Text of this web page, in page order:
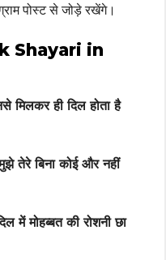
पोस्ट से जोड़े रखेंगे।
Shayari in
मिलकर ही दिल होता है
तेरे बिना कोई और नहीं
में मोहब्बत की रोशनी छा